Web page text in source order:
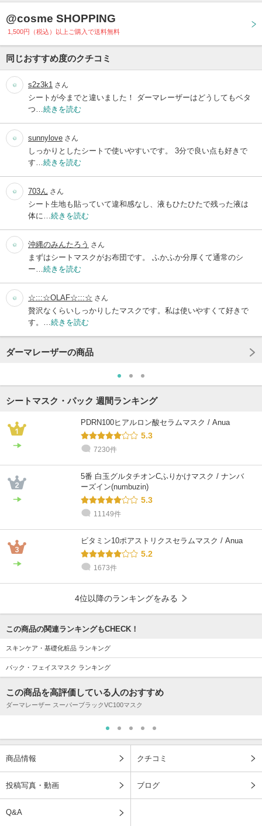
@cosme SHOPPING
1,500円（税込）以上ご購入で送料無料
同じおすすめ度のクチコミ
s2z3k1 さん
シートが今までと違いました！ ダーマレーザーはどうしてもベタ
つ…続きを読む
sunnylove さん
しっかりとしたシートで使いやすいです。 3分で良い点も好きで
す…続きを読む
703ん さん
シート生地も貼っていて違和感なし、液もひたひたで残った液は
体に…続きを読む
沖縄のみんたろう さん
まずはシートマスクがお布団です。 ふかふか分厚くて通常のシ
ー…続きを読む
☆:::☆OLAF☆:::☆ さん
贅沢なくらいしっかりしたマスクです。私は使いやすくて好きで
す。…続きを読む
ダーマレーザーの商品
シートマスク・パック 週間ランキング
PDRN100ヒアルロン酸セラムマスク / Anua
5.3
7230件
5番 白玉グルタチオンCふりかけマスク / ナンバ
ーズイン(numbuzin)
5.3
11149件
ビタミン10ポアストリクスセラムマスク / Anua
5.2
1673件
4位以降のランキングをみる
この商品の関連ランキングもCHECK！
スキンケア・基礎化粧品 ランキング
パック・フェイスマスク ランキング
この商品を高評価している人のおすすめ
ダーマレーザー スーパーブラックVC100マスク
商品情報 クチコミ
投稿写真・動画 ブログ
Q&A